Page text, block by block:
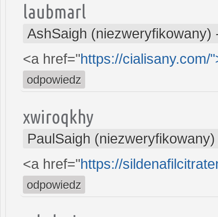
laubmarl
AshSaigh (niezweryfikowany)
<a href="https://cialisany.com/
odpowiedz
xwiroqkhy
PaulSaigh (niezweryfikowany)
<a href="https://
odpowiedz